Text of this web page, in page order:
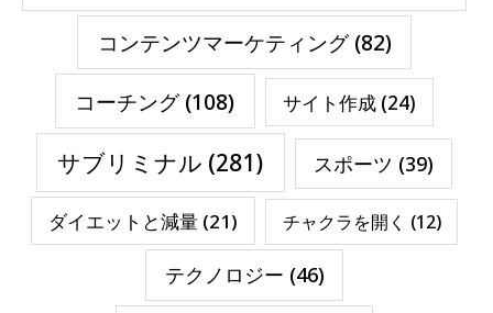
コンテンツマーケティング(82)
コーチング(108) サイト作成 (24)
サブリミナル (281) スポーツ (39)
ダイエットと減量 (21) チャクラを開く (12)
テクノロジー (46)